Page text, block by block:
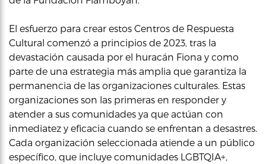
El esfuerzo para crear estos Centros de Respuesta
Cultural comenzó a principios de 2023, tras la
devastación causada por el huracán Fiona y como
parte de una estrategia más amplia que garantiza la
permanencia de las organizaciones culturales. Estas
organizaciones son las primeras en responder y
atender a sus comunidades ya que actúan con
inmediatez y eficacia cuando se enfrentan a desastres.
Cada organización seleccionada atiende a un público
específico, que incluye comunidades LGBTQIA+,